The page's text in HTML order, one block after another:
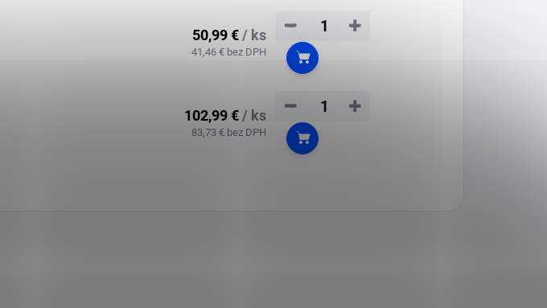
50,99 €/ ks
41,46 € bez DPH
+
−
Do košíka
102,99 €/ ks
83,73 € bez DPH
+
−
Do košíka